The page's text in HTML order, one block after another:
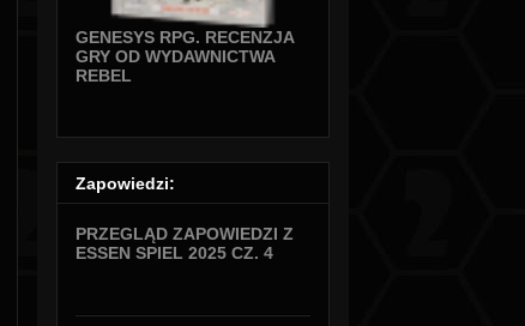
GENESYS RPG. RECENZJA
GRY OD WYDAWNICTWA
REBEL
Zapowiedzi:
PRZEGLĄD ZAPOWIEDZI Z
ESSEN SPIEL 2025 CZ. 4